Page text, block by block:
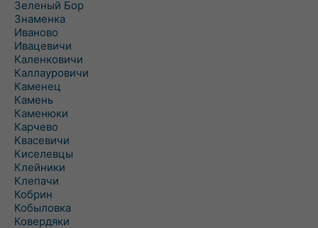
Зеленый Бор
Знаменка
Иваново
Ивацевичи
Каленковичи
Каллауровичи
Каменец
Камень
Каменюки
Карчево
Квасевичи
Киселевцы
Клейники
Клепачи
Кобрин
Кобыловка
Ковердяки